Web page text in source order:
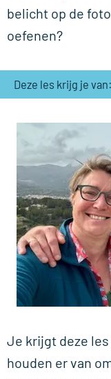
belicht op de
oefenen?
Deze les krijg je van:
Je krijgt deze les
houden er van